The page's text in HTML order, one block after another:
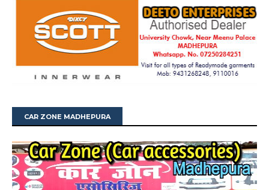
CAR ZONE MADHEPURA